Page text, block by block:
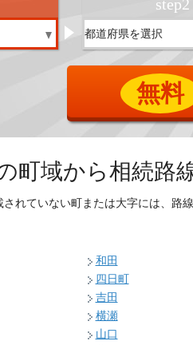
step2
無料
町域から相続路
されていない町または大字には、路
和田
四日町
吉田
横瀬
山口